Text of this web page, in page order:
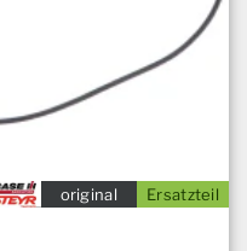
Ersatzteil
original